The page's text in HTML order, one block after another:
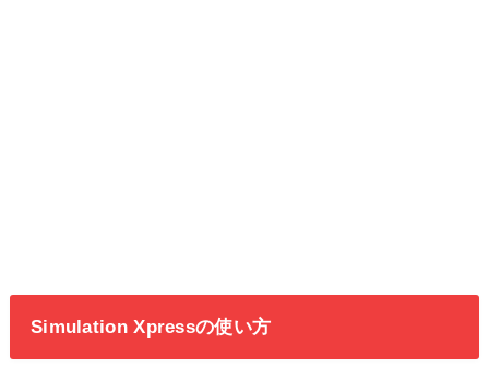
Simulation Xpressの使い方